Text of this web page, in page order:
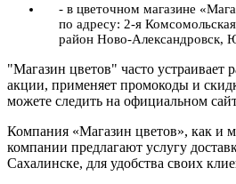
- в цветочном магазине
по адресу: 2-я
район Ново-Александровск,
"Магазин цветов" часто устраивает
акции, применяет промокоды и
можете следить на официальном
Компания «Магазин цветов», как и
компании предлагают услугу
Сахалинске, для удобства своих